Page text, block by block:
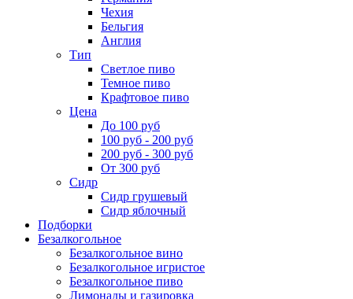
Чехия
Бельгия
Англия
Тип
Светлое пиво
Темное пиво
Крафтовое пиво
Цена
До 100 руб
100 руб - 200 руб
200 руб - 300 руб
От 300 руб
Сидр
Сидр грушевый
Сидр яблочный
Подборки
Безалкогольное
Безалкогольное вино
Безалкогольное игристое
Безалкогольное пиво
Лимонады и газировка